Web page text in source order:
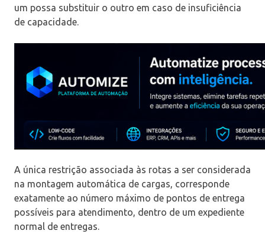
um possa substituir o outro em caso de insuficiência
de capacidade.
A única restrição associada às rotas a ser considerada
na montagem automática de cargas, corresponde
exatamente ao número máximo de pontos de entrega
possíveis para atendimento, dentro de um expediente
normal de entregas.